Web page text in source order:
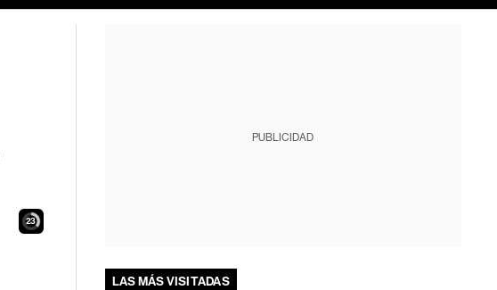
22
PUBLICIDAD
LAS MÁS VISITADAS